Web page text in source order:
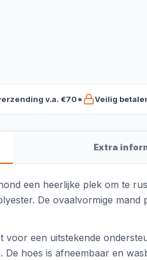
v.a. €70* Veilig
Extra
een heerlijke plek om te
De ovaalvormige
een uitstekende
hoes is afneembaar en